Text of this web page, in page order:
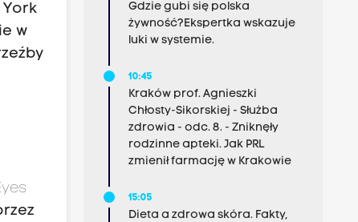
York
w
Gdzie gubi się polska
żywność?Ekspertka wskazuje
luki w systemie.
10:45
Kraków prof. Agnieszki
Chłosty-Sikorskiej - Służba
zdrowia - odc. 8. - Zniknęły
rodzinne apteki. Jak PRL
zmienił farmację w Krakowie
15:05
Dieta a zdrowa skóra. Fakty,